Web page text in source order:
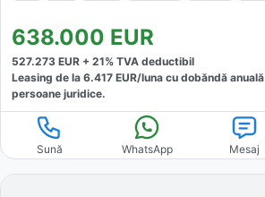
638.000 EUR
527.273 EUR + 21% TVA deductibil
Leasing de la 6.417 EUR/luna cu dobăndă anuală
persoane juridice.
Sună WhatsApp Mesaj